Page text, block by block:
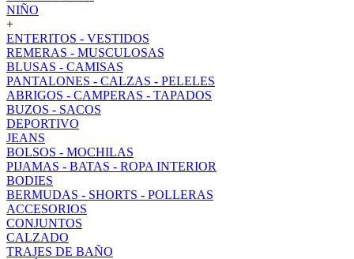
NIÑO
+
ENTERITOS - VESTIDOS
REMERAS - MUSCULOSAS
BLUSAS - CAMISAS
PANTALONES - CALZAS - PELELES
ABRIGOS - CAMPERAS - TAPADOS
BUZOS - SACOS
DEPORTIVO
JEANS
BOLSOS - MOCHILAS
PIJAMAS - BATAS - ROPA INTERIOR
BODIES
BERMUDAS - SHORTS - POLLERAS
ACCESORIOS
CONJUNTOS
CALZADO
TRAJES DE BAÑO